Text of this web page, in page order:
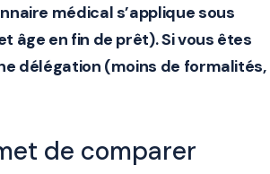
médicals’appliquesous
âge en fin de prêt). Si vous êtes
délégation (moins de formalités,
de comparer